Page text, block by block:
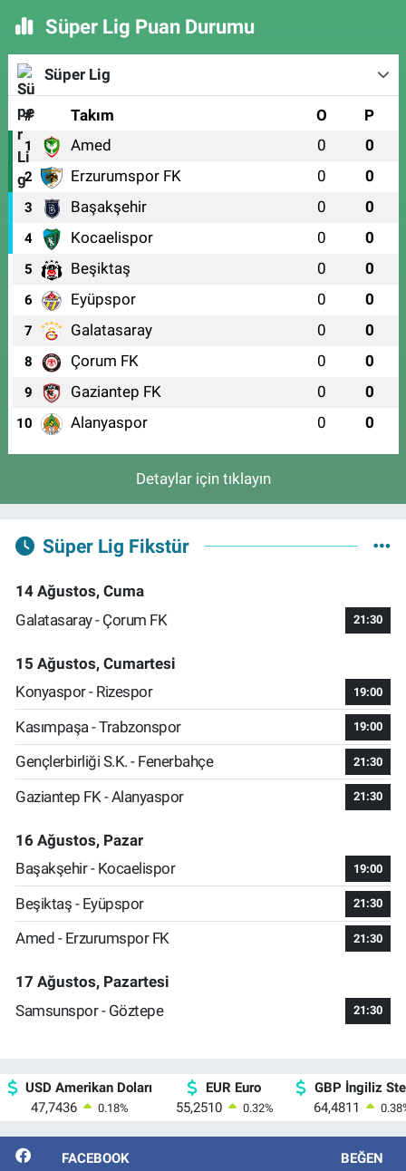
Süper Lig Puan Durumu
Süper Lig
# Takım O P
1 Amed 0 0
2 Erzurumspor FK 0 0
3 Başakşehir 0 0
4 Kocaelispor 0 0
5 Beşiktaş 0 0
6 Eyüpspor 0 0
7 Galatasaray 0 0
8 Çorum FK 0 0
9 Gaziantep FK 0 0
10 Alanyaspor 0 0
Detaylar için tıklayın
Süper Lig Fikstür
14 Ağustos, Cuma
Galatasaray - Çorum FK
21:30
15 Ağustos, Cumartesi
Konyaspor - Rizespor
19:00
Kasımpaşa - Trabzonspor 19:00
Gençlerbirliği S.K. - Fenerbahçe 21:30
Gaziantep FK - Alanyaspor 21:30
16 Ağustos, Pazar
Başakşehir - Kocaelispor
19:00
Beşiktaş - Eyüpspor 21:30
Amed - Erzurumspor FK 21:30
17 Ağustos, Pazartesi
Samsunspor - Göztepe
21:30
USD Amerikan Doları
47,7436
0.18%
EUR Euro
55,2510
0.32%
GBP İngiliz
64,4811
0.38
FACEBOOK BEĞEN